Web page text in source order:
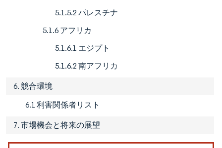
5.1.5.2 パレスチナ
5.1.6 アフリカ
5.1.6.1 エジプト
5.1.6.2 南アフリカ
6. 競合環境
6.1 利害関係者リスト
7. 市場機会と将来の展望